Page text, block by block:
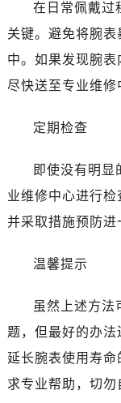
在日常佩戴过
关键。避免将腕
中。如果发现腕
尽快送至专业维修
定期检查
即使没有明显
业维修中心进行
并采取措施预防进
温馨提示
虽然上述方法
题，但最好的办
延长腕表使用寿
求专业帮助，切勿